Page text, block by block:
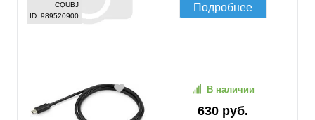
CQUBJ
ID: 989520900
Подробнее
630 руб.
В наличии